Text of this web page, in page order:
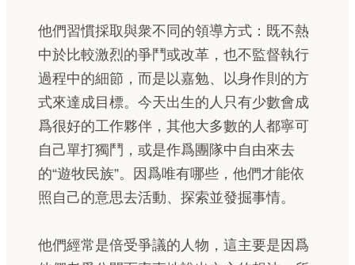
他們習慣採取與衆不同的領導方式：既不熱
中於比較激烈的爭鬥或改革，也不監督執行
過程中的細節，而是以嘉勉、以身作則的方
式來達成目標。今天出生的人只有少數會成
爲很好的工作夥伴，其他大多數的人都寧可
自己單打獨鬥，或是作爲團隊中自由來去
的“遊牧民族”。因爲唯有哪些，他們才能依
照自己的意思去活動、探索並發掘事情。
他們經常是倍受爭議的人物，這主要是因爲